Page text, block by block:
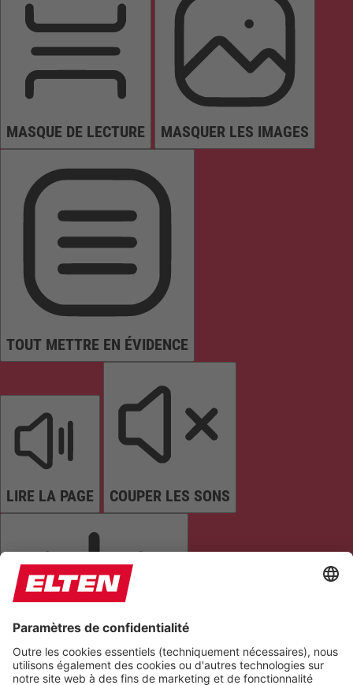
MASQUE DE LECTURE MASQUER LES IMAGES
TOUT METTRE EN ÉVIDENCE
LIRE LA PAGE COUPER LES SONS